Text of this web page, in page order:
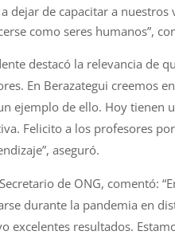
dejar de capacitar a
como seres humanos”,
destacó la relevancia de
En Berazategui creemos
ejemplo de ello. Hoy tienen
Felicito a los profesores
aseguró.
de ONG, comentó:
durante la pandemia en
excelentes resultados.